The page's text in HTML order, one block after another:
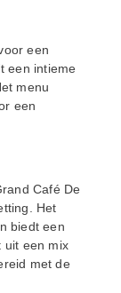
een
een intieme
menu
een
Café De
Het
biedt een
uit een mix
met de